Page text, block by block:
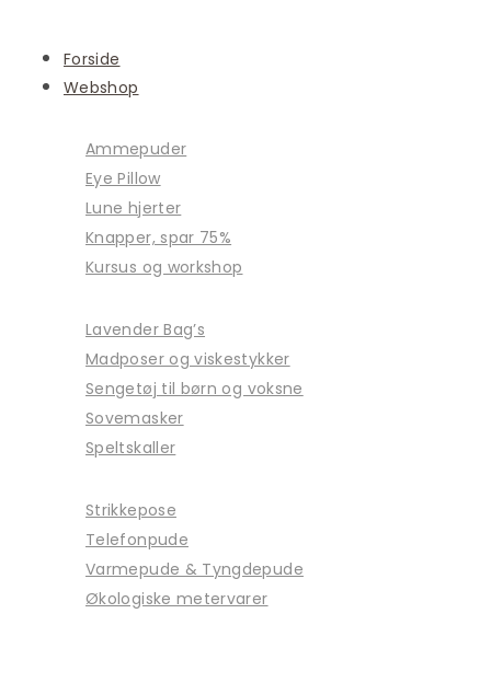
Forside
Webshop
Ammepuder
Eye Pillow
Lune hjerter
Knapper, spar 75%
Kursus og workshop
Lavender Bag’s
Madposer og viskestykker
Sengetøj til børn og voksne
Sovemasker
Speltskaller
Strikkepose
Telefonpude
Varmepude & Tyngdepude
Økologiske metervarer